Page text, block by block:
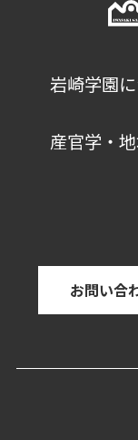
岩崎学園
産官学・
お問い合